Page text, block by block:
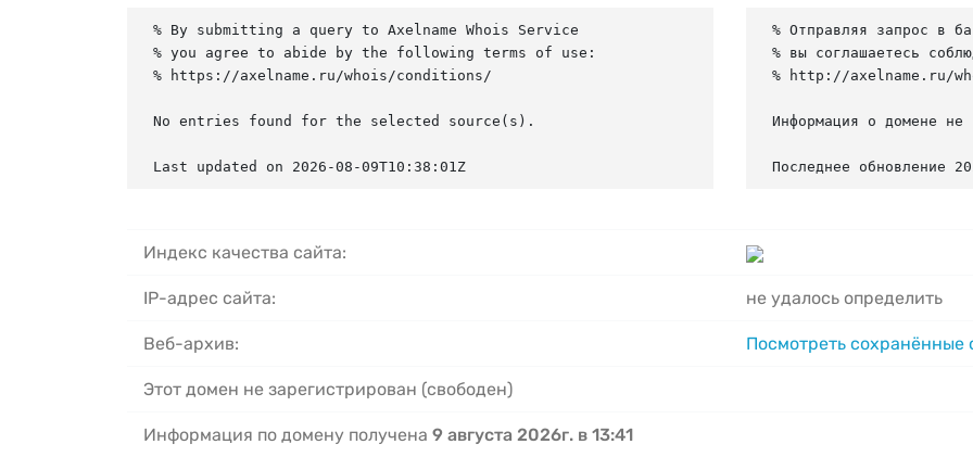
% By submitting a query to Axelname Whois Service
% you agree to abide by the following terms of use:
% https://axelname.ru/whois/conditions/
No entries found for the selected source(s).
Last updated on 2026-08-09T10:38:01Z
% Отправляя запрос в
% вы соглашаетесь
% http://axelname.ru/
Информация о домене не
Последнее обновление
Индекс качества сайта:
IP-адрес сайта: не удалось определить
Веб-архив: Посмотреть сохранённые
Этот домен не зарегистрирован (свободен)
Информация по домену получена 9 августа 2026г. в 13:41